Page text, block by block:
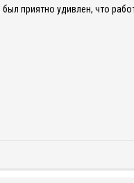
был приятно удивлен, что